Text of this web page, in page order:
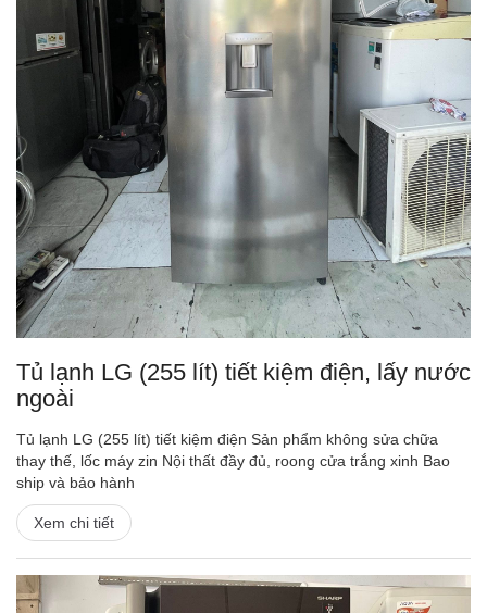
Tủ lạnh LG (255 lít) tiết kiệm điện, lấy nước
ngoài
Tủ lạnh LG (255 lít) tiết kiệm điện Sản phẩm không sửa chữa
thay thế, lốc máy zin Nội thất đầy đủ, roong cửa trắng xinh Bao
ship và bảo hành
Xem chi tiết